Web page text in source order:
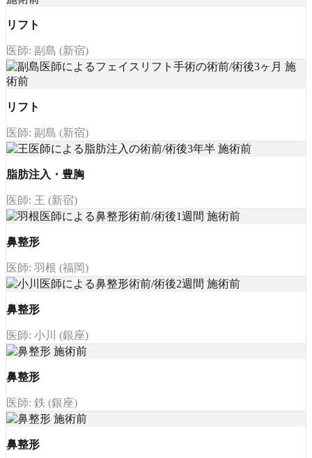
リフト
医師: 副島 (新宿)
リフト
医師: 副島 (新宿)
脂肪注入・豊胸
医師: 王 (新宿)
鼻整形
医師: 羽根 (福岡)
鼻整形
医師: 小川 (銀座)
鼻整形
医師: 鉄 (銀座)
鼻整形